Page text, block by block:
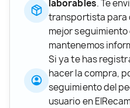
laborables. Te
transportista para
mejor seguimiento
mantenemos
Si ya te has
hacer la compra,
seguimiento del
usuario en